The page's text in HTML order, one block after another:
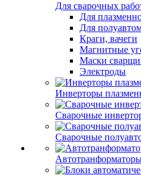
Для сварочных
Для
Для
Краги, вачеги
Магнитные
Маски
Электроды
Инверторы
Сварочные
Сварочные